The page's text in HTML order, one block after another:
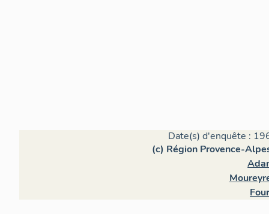
Date(s) d'enquête :
(c) Région Provence-